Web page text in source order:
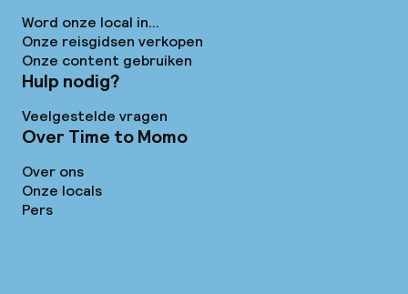
Word onze local in...
Onze reisgidsen verkopen
Onze content gebruiken
Hulp nodig?
Veelgestelde vragen
Over Time to Momo
Over ons
Onze locals
Pers